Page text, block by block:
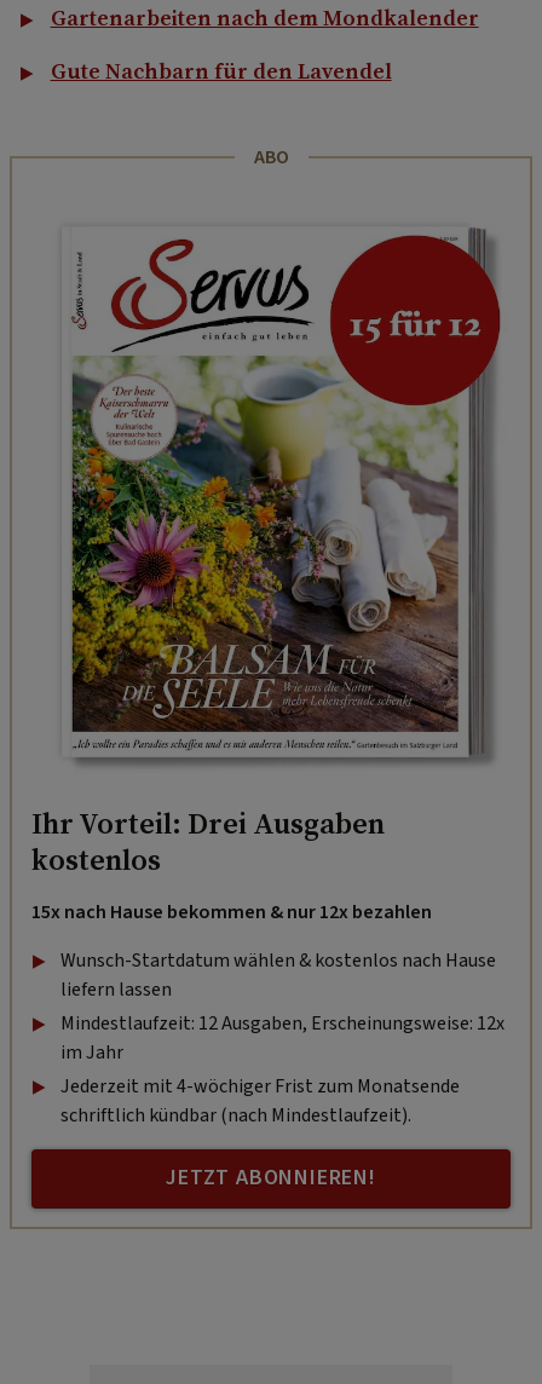
Gartenarbeiten nach dem Mondkalender
Gute Nachbarn für den Lavendel
ABO
Ihr Vorteil: Drei Ausgaben
kostenlos
15x nach Hause bekommen & nur 12x bezahlen
Wunsch-Startdatum wählen & kostenlos nach Hause
liefern lassen
Mindestlaufzeit: 12 Ausgaben, Erscheinungsweise: 12x
im Jahr
Jederzeit mit 4-wöchiger Frist zum Monatsende
schriftlich kündbar (nach Mindestlaufzeit).
JETZT ABONNIEREN!